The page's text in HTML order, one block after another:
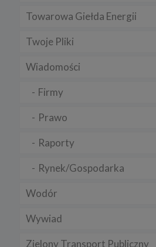
Towarowa Giełda Energii
Twoje Pliki
Wiadomości
Firmy
Prawo
Raporty
Rynek/Gospodarka
Wodór
Wywiad
Zielony Transport Publiczny